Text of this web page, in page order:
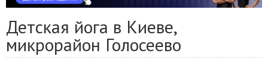
Детская йога в Киеве,
микрорайон Голосеево